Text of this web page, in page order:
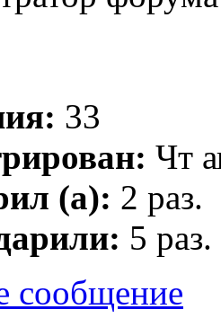
33
Чт
(а): 2 раз.
5 раз.
сообщение